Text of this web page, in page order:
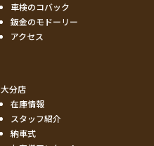
車検のコバック
鈑金のモドーリー
アクセス
大分店
在庫情報
スタッフ紹介
納車式